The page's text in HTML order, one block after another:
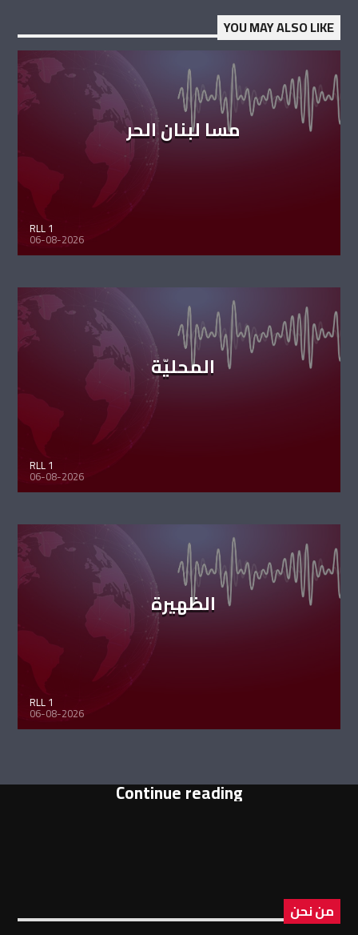
YOU MAY ALSO LIKE
مسا لبنان الحر
RLL 1
06-08-2026
المحليّة
RLL 1
06-08-2026
الظهيرة
RLL 1
06-08-2026
Continue reading
من نحن